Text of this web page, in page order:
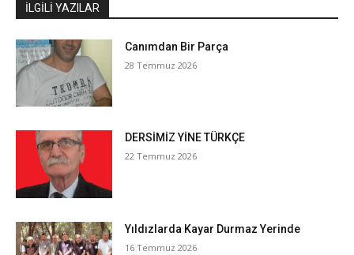
İLGILI YAZILAR
Canımdan Bir Parça
28 Temmuz 2026
DERSİMİZ YİNE TÜRKÇE
22 Temmuz 2026
Yıldızlarda Kayar Durmaz Yerinde
16 Temmuz 2026